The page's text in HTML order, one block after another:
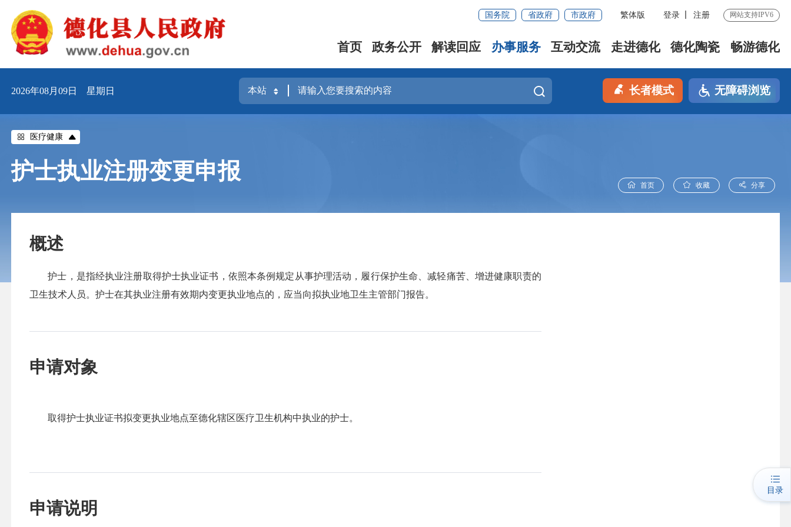
国务院 省政府 市政府 繁体版 登录 注册 网站支持IPV6
首页 政务公开 解读回应 办事服务 互动交流 走进德化 德化陶瓷 畅游德化
2026年08月09日 星期日 长者模式 无障碍浏览
医疗健康
护士执业注册变更申报
首页 收藏 分享
概述
护士，是指经执业注册取得护士执业证书，依照本条例规定从事护理活动，履行保护生命、减轻痛苦、增进健康职责的
卫生技术人员。护士在其执业注册有效期内变更执业地点的，应当向拟执业地卫生主管部门报告。
申请对象
取得护士执业证书拟变更执业地点至德化辖区医疗卫生机构中执业的护士。
申请说明
目录